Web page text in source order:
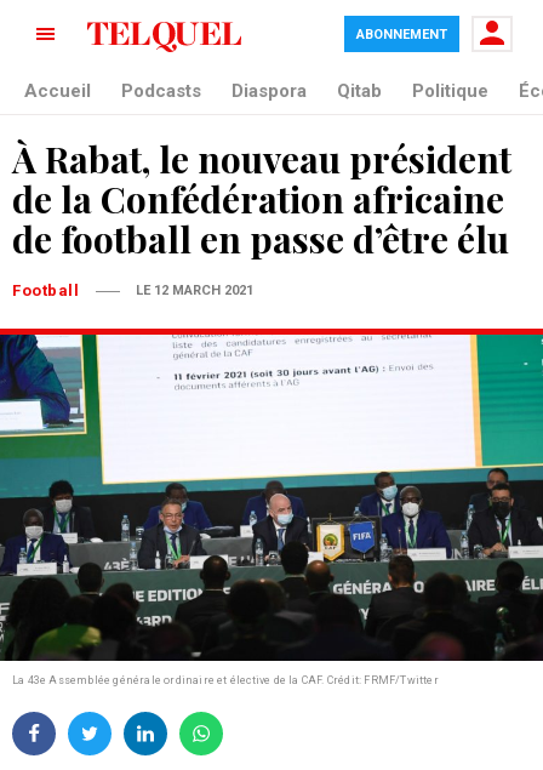
ABONNEMENT
Accueil Podcasts Diaspora Qitab Politique
À Rabat, le nouveau président
de la Confédération africaine
de football en passe d’être élu
Football LE 12 MARCH 2021
La 43e Assemblée générale ordinaire et élective de la CAF. Crédit: FRMF/Twitter